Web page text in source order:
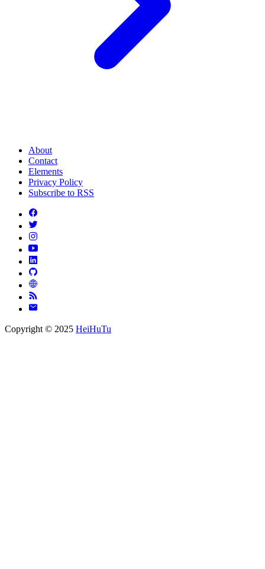
About
Contact
Elements
Privacy Policy
Subscribe to RSS
Copyright © 2025 HeiHuTu